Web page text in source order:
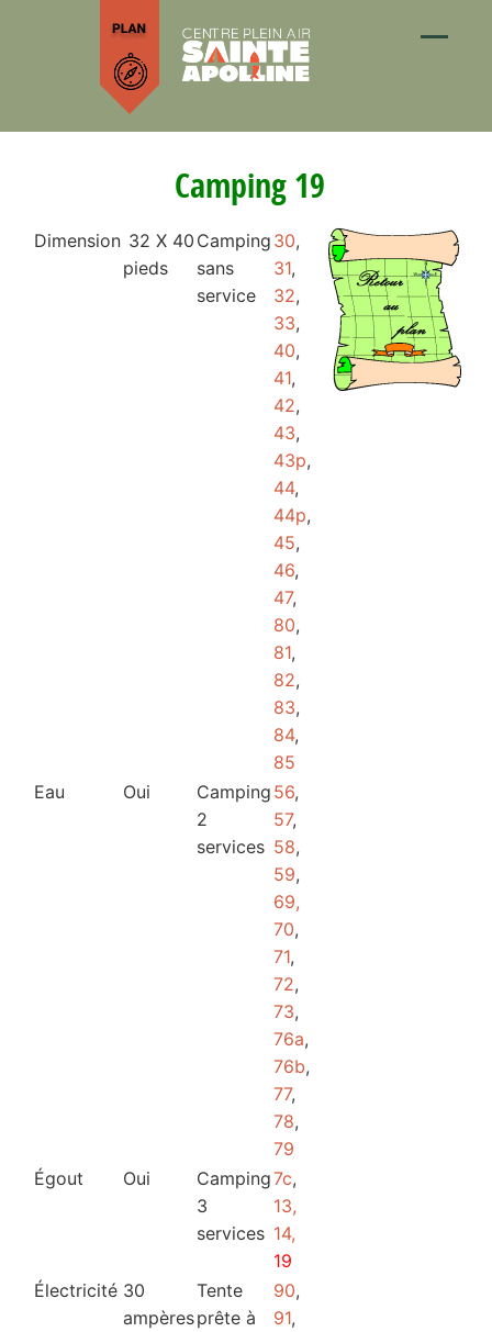
Camping 19
Dimension 32 X 40
pieds
Camping
sans
service
30,
31,
32,
33,
40,
41,
42,
43,
43p,
44,
44p,
45,
46,
47,
80,
81,
82,
83,
84,
85
Eau
Oui
Camping
2
services
56,
57,
58,
59,
69,
70,
71,
72,
73,
76a,
76b,
77,
78,
79
Égout
Oui
Camping
3
services
7c,
13,
14,
19
Électricité 30
ampères
Tente
prête à
90,
91,